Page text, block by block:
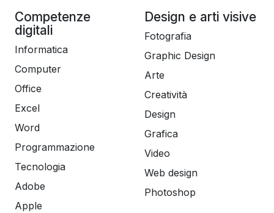
Competenze
digitali
Informatica
Computer
Office
Excel
Word
Programmazione
Tecnologia
Adobe
Apple
Design e arti visive
Fotografia
Graphic Design
Arte
Creatività
Design
Grafica
Video
Web design
Photoshop